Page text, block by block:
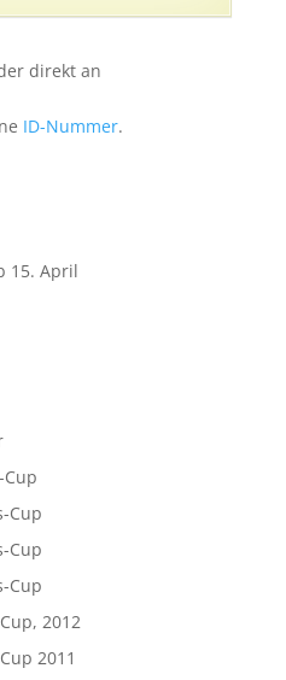
direkt an
ID-Nummer.
15. April
Cup
Cup
Cup
2012
2011